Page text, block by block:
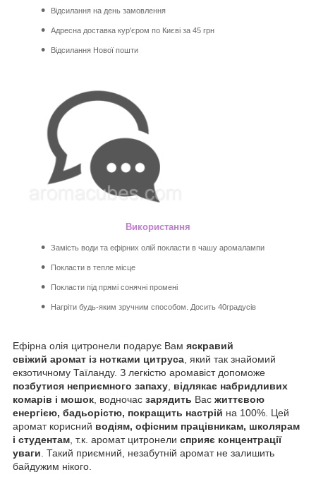
Відсилання на день замовлення
Адресна доставка кур'єром по Києві за 45 грн
Відсилання Нової пошти
Використання
Замість води та ефірних олій покласти в чашу аромалампи
Покласти в тепле місце
Покласти під прямі сонячні промені
Нагріти будь-яким зручним способом. Досить 40градусів
Ефірна олія цитронели подарує Вам яскравий
свіжий аромат із нотками цитруса , який так знайомий
екзотичному Таїланду. З легкістю аромавіст допоможе
позбутися неприємного запаху відлякає набридливих
комарів і мошок , водночас зарядить Вас життєвою
енергією, бадьорістю, покращить настрій на 100%. Цей
аромат корисний водіям, офісним працівникам, школярам
і студентам , т.к. аромат цитронели сприяє концентрації
уваги . Такий приємний, незабутній аромат не залишить
байдужим нікого.